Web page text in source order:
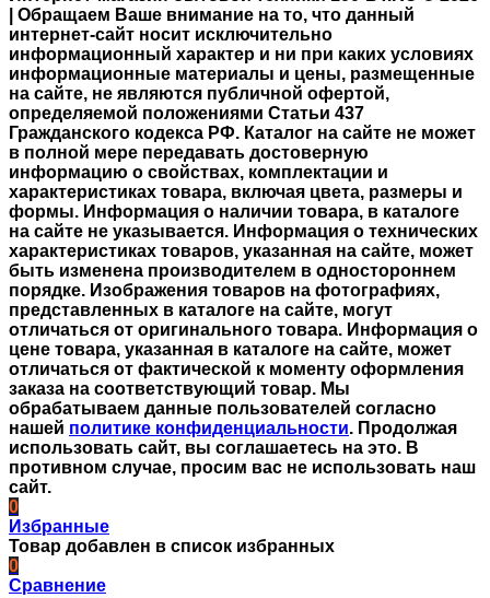
| Обращаем Ваше внимание на то, что данный
интернет-сайт носит исключительно
информационный характер и ни при каких условиях
информационные материалы и цены, размещенные
на сайте, не являются публичной офертой,
определяемой положениями Статьи 437
Гражданского кодекса РФ. Каталог на сайте не может
в полной мере передавать достоверную
информацию о свойствах, комплектации и
характеристиках товара, включая цвета, размеры и
формы. Информация о наличии товара, в каталоге
на сайте не указывается. Информация о технических
характеристиках товаров, указанная на сайте, может
быть изменена производителем в одностороннем
порядке. Изображения товаров на фотографиях,
представленных в каталоге на сайте, могут
отличаться от оригинального товара. Информация о
цене товара, указанная в каталоге на сайте, может
отличаться от фактической к моменту оформления
заказа на соответствующий товар. Мы
обрабатываем данные пользователей согласно
нашей политике конфиденциальности. Продолжая
использовать сайт, вы соглашаетесь на это. В
противном случае, просим вас не использовать наш
сайт.
0
Избранные
Товар добавлен в список избранных
0
Сравнение